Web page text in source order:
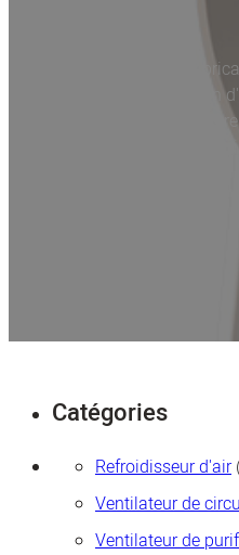
Nous sommes un
ventilateurs de circulation
distribuer l'air de
température intérieure et
Catégories
Refroidisseur d'air
Ventilateur de
Ventilateur de